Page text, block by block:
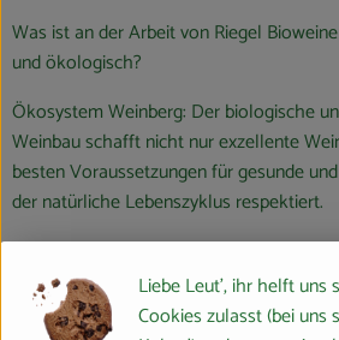
Was ist an der Arbeit von Riegel
und ökologisch?
Ökosystem Weinberg: Der biologische
Weinbau schafft nicht nur exzellente
besten Voraussetzungen für gesunde
der natürliche Lebenszyklus respektiert.
Fairer Handel und Soziales Engagement:
großen Wert auf fair gehandelte
Partnerschaften mit Lieferanten an. Ihr
Liebe Leut', ihr helft uns
Cookies zulasst (bei uns